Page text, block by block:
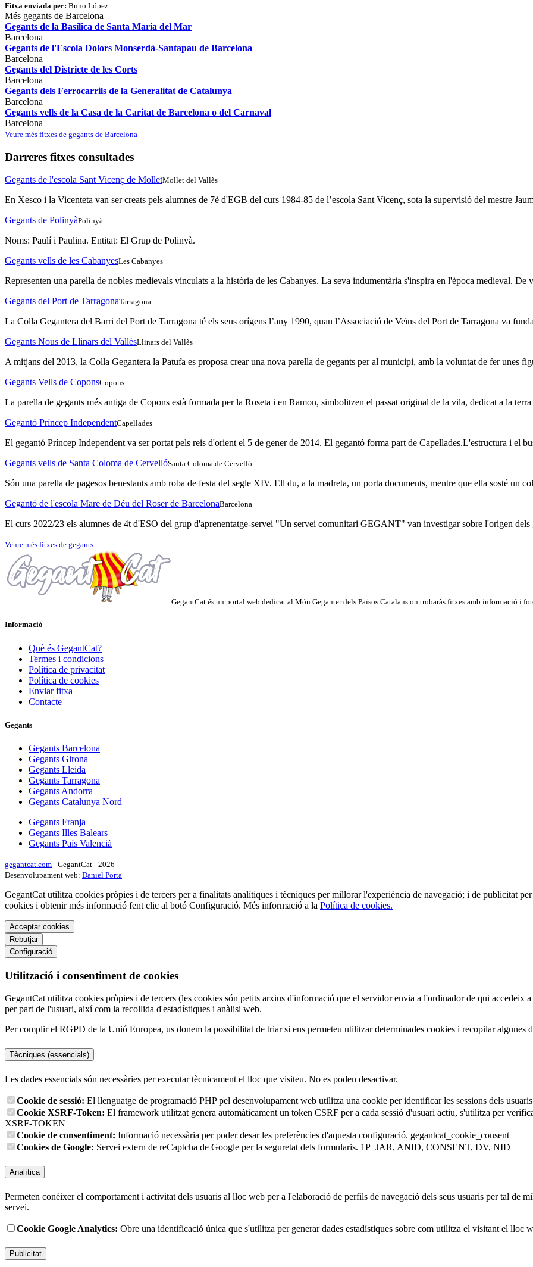
Fitxa enviada per: Buno López
Més gegants de Barcelona
Gegants de la Basílica de Santa Maria del Mar
Barcelona
Gegants de l'Escola Dolors Monserdà-Santapau de Barcelona
Barcelona
Gegants del Districte de les Corts
Barcelona
Gegants dels Ferrocarrils de la Generalitat de Catalunya
Barcelona
Gegants vells de la Casa de la Caritat de Barcelona o del Carnaval
Barcelona
Veure més fitxes de gegants de Barcelona
Darreres fitxes consultades
Gegants de l'escola Sant Vicenç de MolletMollet del Vallès
En Xesco i la Vicenteta van ser creats pels alumnes de 7è d'EGB del curs 1984-85 de l’escola Sant Vicenç, sota la supervisió del mestre
Gegants de PolinyàPolinyà
Noms: Paulí i Paulina. Entitat: El Grup de Polinyà.
Gegants vells de les CabanyesLes Cabanyes
Representen una parella de nobles medievals vinculats a la història de les Cabanyes. La seva indumentària s'inspira en l'època medieval. De
Gegants del Port de TarragonaTarragona
La Colla Gegantera del Barri del Port de Tarragona té els seus orígens l’any 1990, quan l’Associació de Veïns del Port de Tarragona va
Gegants Nous de Llinars del VallèsLlinars del Vallès
A mitjans del 2013, la Colla Gegantera la Patufa es proposa crear una nova parella de gegants per al municipi, amb la voluntat de fer unes
Gegants Vells de CoponsCopons
La parella de gegants més antiga de Copons està formada per la Roseta i en Ramon, simbolitzen el passat original de la vila, dedicat a la
Gegantó Príncep IndependentCapellades
El gegantó Príncep Independent va ser portat pels reis d'orient el 5 de gener de 2014. El gegantó forma part de Capellades.L'estructura i el
Gegants vells de Santa Coloma de CervellóSanta Coloma de Cervelló
Són una parella de pagesos benestants amb roba de festa del segle XIV. Ell du, a la madreta, un porta documents, mentre que ella sosté un
Gegantó de l'escola Mare de Déu del Roser de BarcelonaBarcelona
El curs 2022/23 els alumnes de 4t d'ESO del grup d'aprenentatge-servei "Un servei comunitari GEGANT" van investigar sobre l'origen dels
Veure més fitxes de gegants
GegantCat és un portal web dedicat al Món Geganter dels Països Catalans on trobaràs fitxes amb informació i
Informació
Què és GegantCat?
Termes i condicions
Política de privacitat
Política de cookies
Enviar fitxa
Contacte
Gegants
Gegants Barcelona
Gegants Girona
Gegants Lleida
Gegants Tarragona
Gegants Andorra
Gegants Catalunya Nord
Gegants Franja
Gegants Illes Balears
Gegants País Valencià
gegantcat.com - GegantCat - 2026
Desenvolupament web: Daniel Porta
GegantCat utilitza cookies pròpies i de tercers per a finalitats analítiques i tècniques per millorar l'experiència de navegació; i de publicitat
cookies i obtenir més informació fent clic al botó Configuració. Més informació a la Política de cookies.
Acceptar cookies
Rebutjar
Configuració
Utilització i consentiment de cookies
GegantCat utilitza cookies pròpies i de tercers (les cookies són petits arxius d'informació que el servidor envia a l'ordinador de qui
per part de l'usuari, així com la recollida d'estadístiques i anàlisi web.
Per complir el RGPD de la Unió Europea, us donem la possibilitat de triar si ens permeteu utilitzar determinades cookies i recopilar algunes
Tècniques (essencials)
Les dades essencials són necessàries per executar tècnicament el lloc que visiteu. No es poden desactivar.
Cookie de sessió: El llenguatge de programació PHP pel desenvolupament web utilitza una cookie per identificar les sessions dels
Cookie XSRF-Token: El framework utilitzat genera automàticament un token CSRF per a cada sessió d'usuari actiu, s'utilitza per
XSRF-TOKEN
Cookie de consentiment: Informació necessària per poder desar les preferències d'aquesta configuració. gegantcat_cookie_consent
Cookies de Google: Servei extern de reCaptcha de Google per la seguretat dels formularis. 1P_JAR, ANID, CONSENT, DV, NID
Analítica
Permeten conèixer el comportament i activitat dels usuaris al lloc web per a l'elaboració de perfils de navegació dels seus usuaris per tal de
servei.
Cookie Google Analytics: Obre una identificació única que s'utilitza per generar dades estadístiques sobre com utilitza el visitant el lloc
Publicitat